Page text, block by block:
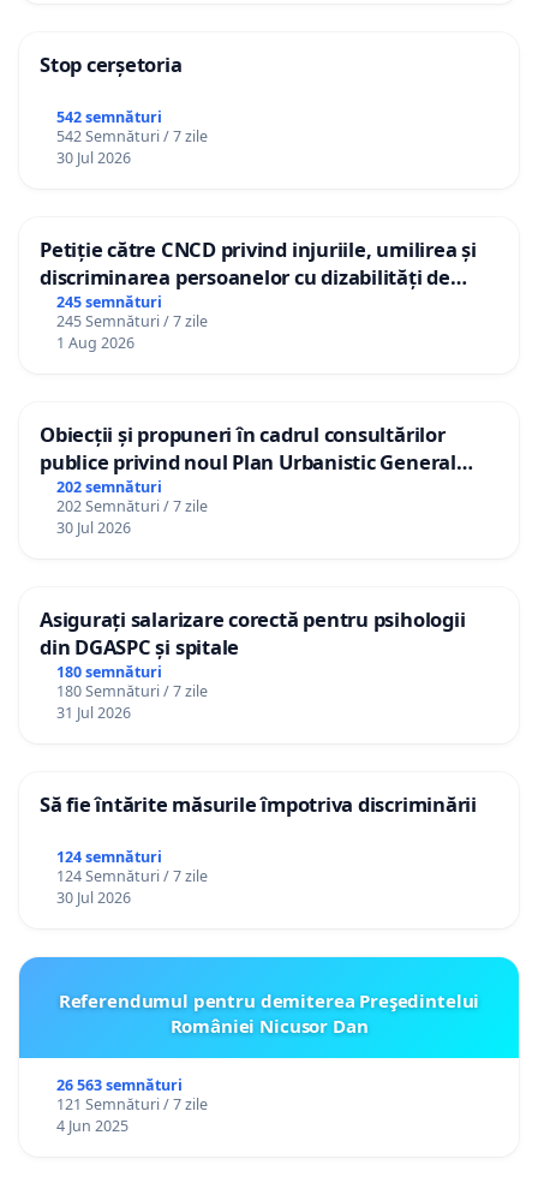
Stop cerșetoria
542 semnături
542 Semnături / 7 zile
30 Jul 2026
Petiție către CNCD privind injuriile, umilirea și
discriminarea persoanelor cu dizabilități de
către utilizatorul TikTok „Gorici”
245 semnături
245 Semnături / 7 zile
1 Aug 2026
Obiecții și propuneri în cadrul consultărilor
publice privind noul Plan Urbanistic General
(PUG) Ialoveni
202 semnături
202 Semnături / 7 zile
30 Jul 2026
Asigurați salarizare corectă pentru psihologii
din DGASPC și spitale
180 semnături
180 Semnături / 7 zile
31 Jul 2026
Să fie întărite măsurile împotriva discriminării
124 semnături
124 Semnături / 7 zile
30 Jul 2026
Referendumul pentru demiterea Preşedintelui
României Nicusor Dan
26 563 semnături
121 Semnături / 7 zile
4 Jun 2025